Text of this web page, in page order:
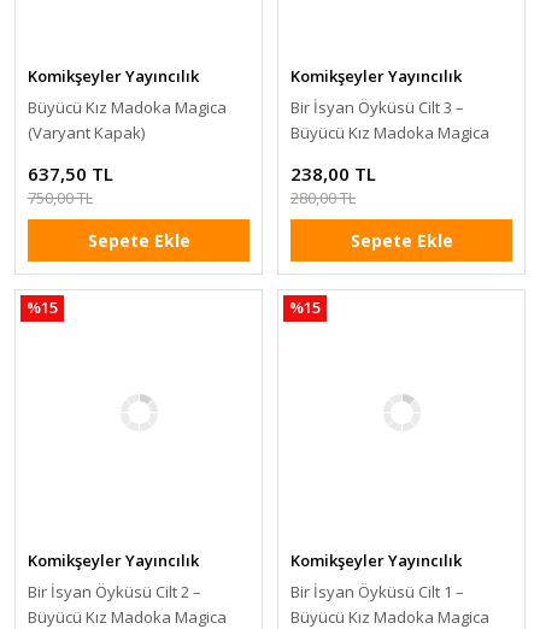
Komikşeyler Yayıncılık
Büyücü Kız Madoka Magica
(Varyant Kapak)
637,50 TL
750,00 TL
Sepete Ekle
Komikşeyler Yayıncılık
Bir İsyan Öyküsü Cilt 3 –
Büyücü Kız Madoka Magica
238,00 TL
280,00 TL
Sepete Ekle
%15
Komikşeyler Yayıncılık
Bir İsyan Öyküsü Cilt 2 –
Büyücü Kız Madoka Magica
%15
Komikşeyler Yayıncılık
Bir İsyan Öyküsü Cilt 1 –
Büyücü Kız Madoka Magica